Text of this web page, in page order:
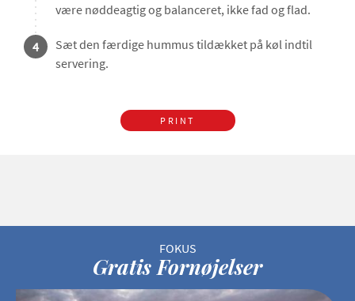
være nøddeagtig og balanceret, ikke fad og flad.
4
Sæt den færdige hummus tildækket på køl indtil
servering.
PRINT
Gratis Fornøjelser